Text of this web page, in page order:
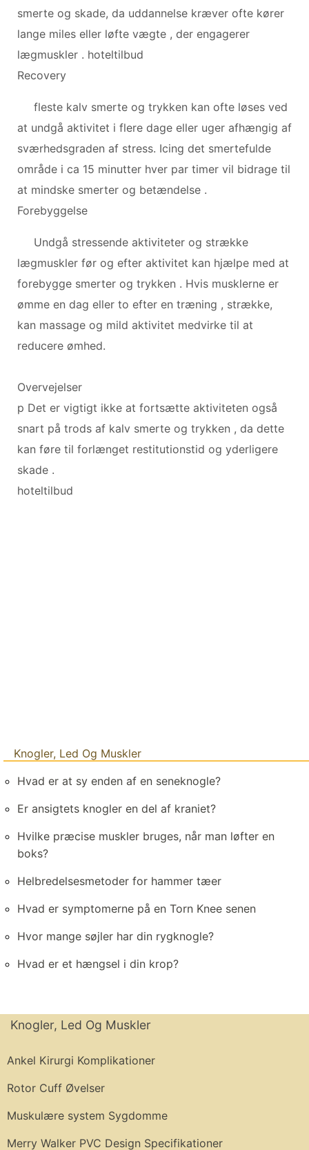
smerte og skade, da uddannelse kræver ofte kører
lange miles eller løfte vægte , der engagerer
lægmuskler . hoteltilbud
Recovery
fleste kalv smerte og trykken kan ofte løses ved
at undgå aktivitet i flere dage eller uger afhængig af
sværhedsgraden af ​​stress. Icing det smertefulde
område i ca 15 minutter hver par timer vil bidrage til
at mindske smerter og betændelse .
Forebyggelse
Undgå stressende aktiviteter og strække
lægmuskler før og efter aktivitet kan hjælpe med at
forebygge smerter og trykken . Hvis musklerne er
ømme en dag eller to efter en træning , strække,
kan massage og mild aktivitet medvirke til at
reducere ømhed.
Overvejelser
p Det er vigtigt ikke at fortsætte aktiviteten også
snart på trods af kalv smerte og trykken , da dette
kan føre til forlænget restitutionstid og yderligere
skade .
hoteltilbud
Knogler, Led Og Muskler
Hvad er at sy enden af ​​en seneknogle?
Er ansigtets knogler en del af kraniet?
Hvilke præcise muskler bruges, når man løfter en
boks?
Helbredelsesmetoder for hammer tæer
Hvad er symptomerne på en Torn Knee senen
Hvor mange søjler har din rygknogle?
Hvad er et hængsel i din krop?
Knogler, Led Og Muskler
Ankel Kirurgi Komplikationer
Rotor Cuff Øvelser
Muskulære system Sygdomme
Merry Walker PVC Design Specifikationer